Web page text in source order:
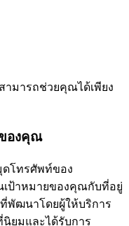
มารถช่วยคุณได้เพียง
ของคุณ
โทรศัพท์ของ
เป้าหมายของคุณกับที่อยู่
ที่พัฒนาโดยผู้ให้บริการ
นิยมและได้รับการ